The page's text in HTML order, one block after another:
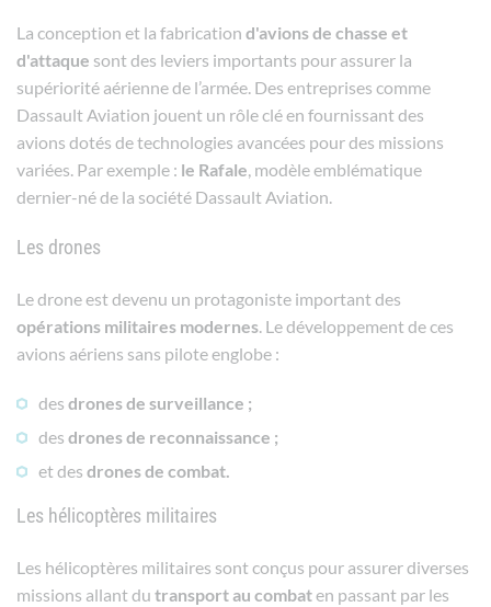
La conception et la fabrication d'avions de chasse et
d'attaque sont des leviers importants pour assurer la
supériorité aérienne de l’armée. Des entreprises comme
Dassault Aviation jouent un rôle clé en fournissant des
avions dotés de technologies avancées pour des missions
variées. Par exemple : le Rafale , modèle emblématique
dernier-né de la société Dassault Aviation.
Les drones
Le drone est devenu un protagoniste important des
opérations militaires modernes . Le développement de ces
avions aériens sans pilote englobe :
des drones de surveillance ;
des drones de reconnaissance ;
et des drones de combat.
Les hélicoptères militaires
Les hélicoptères militaires sont conçus pour assurer diverses
missions allant du transport au combaten passant par les